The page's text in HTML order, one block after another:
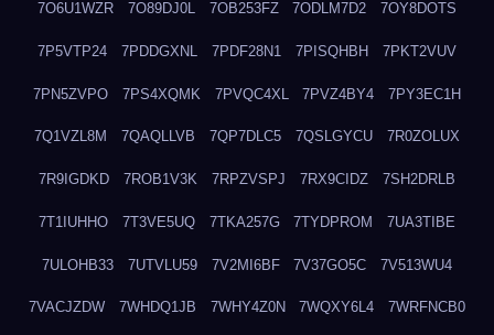
7O6U1WZR 7O89DJ0L 7OB253FZ 7ODLM7D2 7OY8DOTS
7P5VTP24 7PDDGXNL 7PDF28N1 7PISQHBH 7PKT2VUV
7PN5ZVPO 7PS4XQMK 7PVQC4XL 7PVZ4BY4 7PY3EC1H
7Q1VZL8M 7QAQLLVB 7QP7DLC5 7QSLGYCU 7R0ZOLUX
7R9IGDKD 7ROB1V3K 7RPZVSPJ 7RX9CIDZ 7SH2DRLB
7T1IUHHO 7T3VE5UQ 7TKA257G 7TYDPROM 7UA3TIBE
7ULOHB33 7UTVLU59 7V2MI6BF 7V37GO5C 7V513WU4
7VACJZDW 7WHDQ1JB 7WHY4Z0N 7WQXY6L4 7WRFNCB0